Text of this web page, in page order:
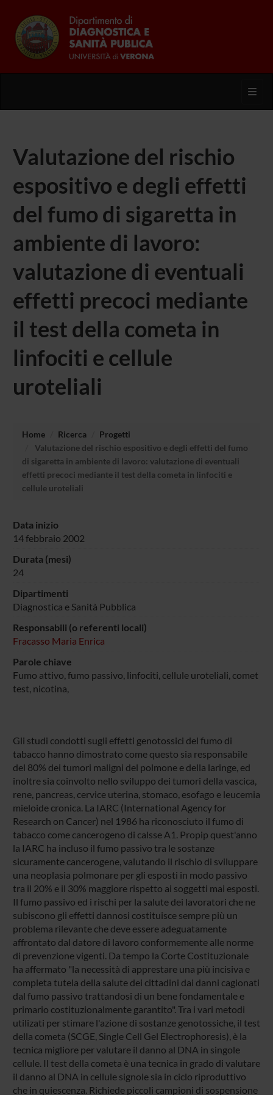
Valutazione del rischio
espositivo e degli effetti
del fumo di sigaretta in
ambiente di lavoro:
valutazione di eventuali
effetti precoci mediante
il test della cometa in
linfociti e cellule
uroteliali
Home Ricerca
Progetti
Valutazione del rischio espositivo e degli effetti del fumo
di sigaretta in ambiente di lavoro: valutazione di eventuali
effetti precoci mediante il test della cometa in linfociti e
cellule uroteliali
Data inizio
14 febbraio 2002
Durata (mesi)
24
Dipartimenti
Diagnostica e Sanità Pubblica
Responsabili (o referenti locali)
Fracasso Maria Enrica
Parole chiave
Fumo attivo, fumo passivo, linfociti, cellule uroteliali, comet
test, nicotina,
Gli studi condotti sugli effetti genotossici del fumo di
tabacco hanno dimostrato come questo sia responsabile
del 80% dei tumori maligni del polmone e della laringe, ed
inoltre sia coinvolto nello sviluppo dei tumori della vascica,
rene, pancreas, cervice uterina, stomaco, esofago e leucemia
mieloide cronica. La IARC (International Agency for
Research on Cancer) nel 1986 ha riconosciuto il fumo di
tabacco come cancerogeno di calsse A1. Propip quest'anno
la IARC ha incluso il fumo passivo tra le sostanze
sicuramente cancerogene, valutando il rischio di sviluppare
una neoplasia polmonare per gli esposti in modo passivo
tra il 20% e il 30% maggiore rispetto ai soggetti mai esposti.
Il fumo passivo ed i rischi per la salute dei lavoratori che ne
subiscono gli effetti dannosi costituisce sempre più un
problema rilevante che deve essere adeguatamente
affrontato dal datore di lavoro conformemente alle norme
di prevenzione vigenti. Da tempo la Corte Costituzionale
ha affermato "la necessità di apprestare una più incisiva e
completa tutela della salute dei cittadini dai danni cagionati
dal fumo passivo trattandosi di un bene fondamentale e
primario costituzionalmente garantito". Tra i vari metodi
utilizati per stimare l'azione di sostanze genotossiche, il test
della cometa (SCGE, Single Cell Gel Electrophoresis), è la
tecnica migliore per valutare il danno al DNA in singole
cellule. Il test della cometa è una tecnica in grado di valutare
il danno al DNA in cellule signole sia in ciclo riproduttivo
che in quiescenza. Richiede piccoli campioni di sospensione